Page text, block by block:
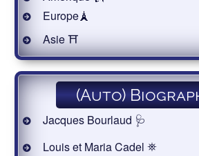
Europe🗼
Asie ⛩
(Auto)
Jacques Bourlaud 🩺
Louis et Maria Cadel ⛯